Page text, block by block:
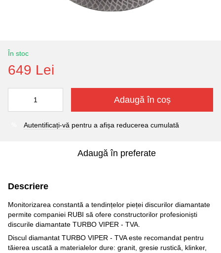
În stoc
649 Lei
Adaugă în coș
Autentificați-vă pentru a afișa reducerea cumulată
Adaugă în preferate
Descriere
Monitorizarea constantă a tendințelor pieței discurilor diamantate
permite companiei RUBI să ofere constructorilor profesioniști
discurile diamantate TURBO VIPER - TVA.
Discul diamantat TURBO VIPER - TVA este recomandat pentru
tăierea uscată a materialelor dure: granit, gresie rustică, klinker,